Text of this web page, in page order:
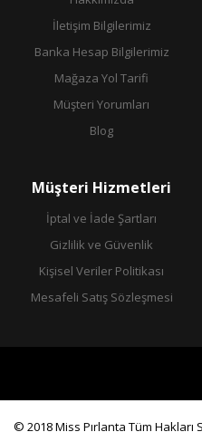
İletişim Bilgilerimiz
Banka Hesap Bilgilerimiz
Mağaza Yol Tarifi
Müşteri Yorumları
Blog
Müşteri Hizmetleri
İptal ve İade Şartları
Gizlilik ve Güvenlik
Kişisel Veriler Politikası
Mesafeli Satış Sözleşmesi
© 2018 Miss Pırlanta Tüm Hakları